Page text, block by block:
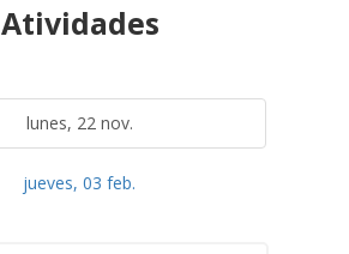
Atividades
lunes, 22 nov.
jueves, 03 feb.